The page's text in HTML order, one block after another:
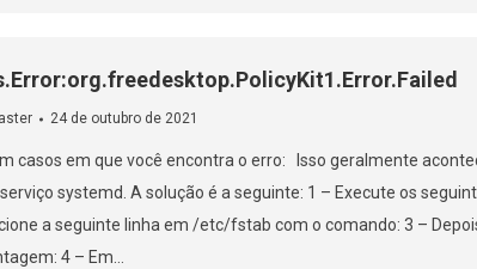
24 de outubro de 2021
casos em que você encontra o erro: Isso geralmente
systemd. A solução é a seguinte: 1 – Execute os
a seguinte linha em /etc/fstab com o comando: 3 –
4 – Em…